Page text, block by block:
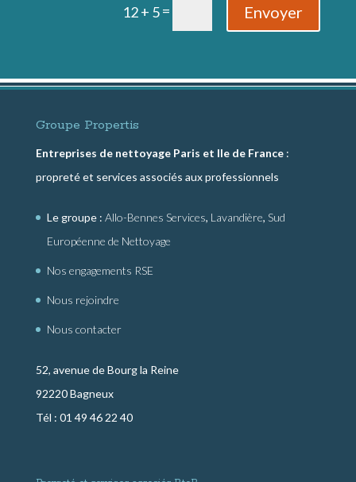
12 + 5= Envoyer
Groupe Propertis
Entreprises de nettoyage Paris et Ile de France:
propreté et services associés aux professionnels
Le groupe : Allo-Bennes Services, Lavandière, Sud
Européenne de Nettoyage
Nos engagements RSE
Nous rejoindre
Nous contacter
52, avenue de Bourg la Reine
92220 Bagneux
Tél : 01 49 46 22 40